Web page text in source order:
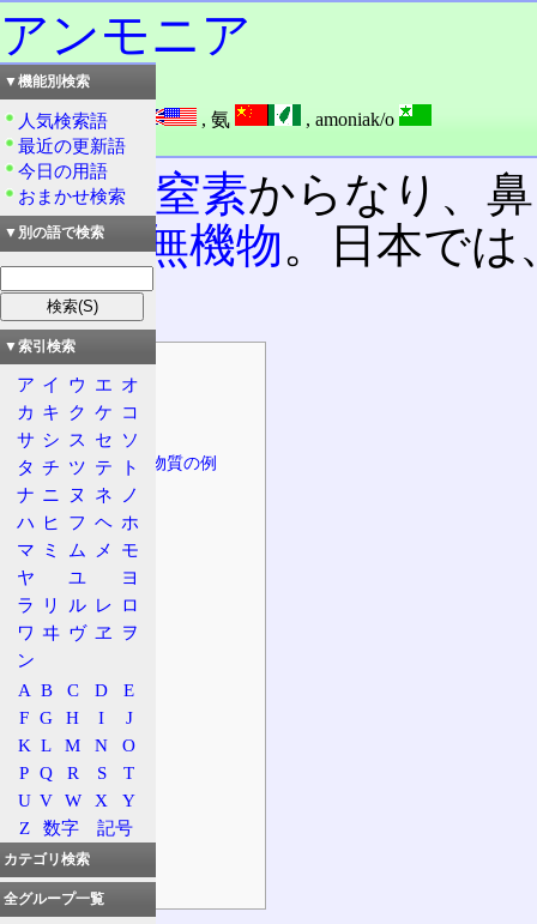
アンモニア
読み：アンモニア
外語：ammonia , 氨 , amoniak/o
品詞：名詞
水素と 窒素からなり、
有する無機物。日本では
く。
目次
概要
基本情報
誘導体、関連物質の例
性質
特徴
使途
工業的製法
補足
合成技術
宇宙
安全性
適用法令
危険性
有害性
環境影響
▼機能別検索
人気検索語
最近の更新語
今日の用語
おまかせ検索
▼別の語で検索
▼索引検索
ア イ ウ エ オ
カ キ ク ケ コ
サ シ ス セ ソ
タ チ ツ テ
ト
ナ ニ ヌ ネ
ノ
ハ ヒ フ ヘ ホ
マ ミ ム メ
モ
ヤ
ユ
ヨ
ラ
リ ル レ ロ
ワ ヰ ヴ ヱ
ヲ
ン
A B C D
E
F G H I
J
K L M N
O
P Q R S
T
U V W X
Y
Z
数字 記号
カテゴリ検索
全グループ一覧